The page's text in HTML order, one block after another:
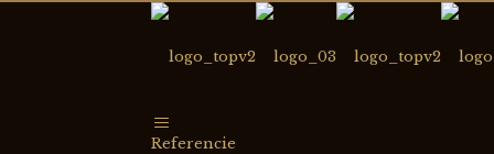
Referencie